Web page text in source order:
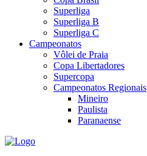
Superliga
Superliga B
Superliga C
Campeonatos
Vôlei de Praia
Copa Libertadores
Supercopa
Campeonatos Regionais
Mineiro
Paulista
Paranaense